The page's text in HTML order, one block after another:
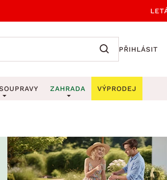
PŘIHLÁSIT
Věšáky na klíče
Stojany na deštníky
Stojany na noviny
sedací soupravy
soupravy 3-2-1
soupravy na míru
ZAHRADA
Zahradní židle a křesla
Zahradní lavice
Zahradní stoly
VÝPRODEJ